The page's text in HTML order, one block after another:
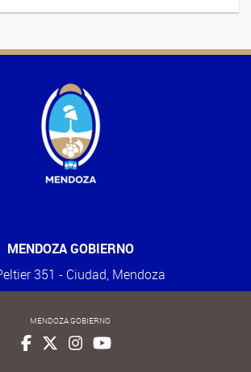
MENDOZA GOBIERNO
351 - Ciudad, Mendoza
MENDOZA GOBIERNO